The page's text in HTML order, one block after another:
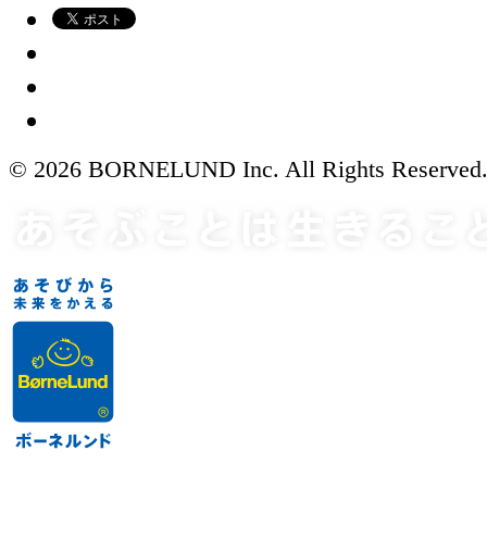
© 2026 BORNELUND Inc. All Rights Reserved.